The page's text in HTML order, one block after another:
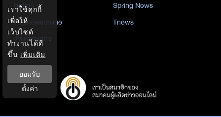
Nation
Spring News
Thainewsonline
Tnews
ฐานเศรษฐกิจ
เราใช้คุกกี้
เพื่อให้
เว็บไซต์
ทำงานได้ดี
ขึ้น เพิ่มเติม
ยอมรับ
ตั้งค่า